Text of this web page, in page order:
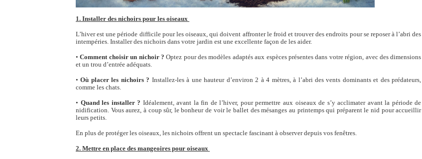
1. Installer des nichoirs pour les oiseaux
L’hiver est une période difficile pour les oiseaux, qui doivent affronter le froid et trouver des endroits pour se reposer à l’abri des
intempéries. Installer des nichoirs dans votre jardin est une excellente façon de les aider.
• Comment choisir un nichoir ? Optez pour des modèles adaptés aux espèces présentes dans votre région, avec des dimensions
et un trou d’entrée adéquats.
• Où placer les nichoirs ? Installez-les à une hauteur d’environ 2 à 4 mètres, à l’abri des vents dominants et des prédateurs,
comme les chats.
• Quand les installer ? Idéalement, avant la fin de l’hiver, pour permettre aux oiseaux de s’y acclimater avant la période de
nidification. Vous aurez, à coup sûr, le bonheur de voir le ballet des mésanges au printemps qui préparent le nid pour accueillir
leurs petits.
En plus de protéger les oiseaux, les nichoirs offrent un spectacle fascinant à observer depuis vos fenêtres.
2. Mettre en place des mangeoires pour oiseaux